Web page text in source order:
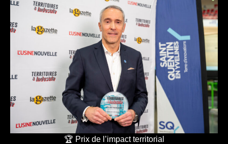
🏆 Prix de l’impact territorial